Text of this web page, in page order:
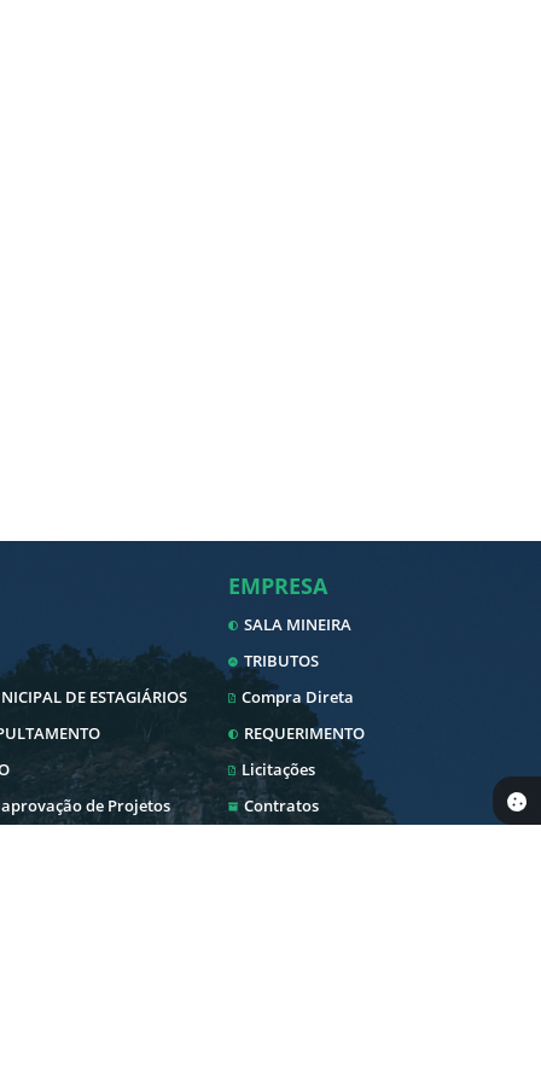
DE ESTAGIÁRIOS
de Projetos
EMPRESA
SALA MINEIRA
TRIBUTOS
Compra Direta
REQUERIMENTO
Licitações
Contratos